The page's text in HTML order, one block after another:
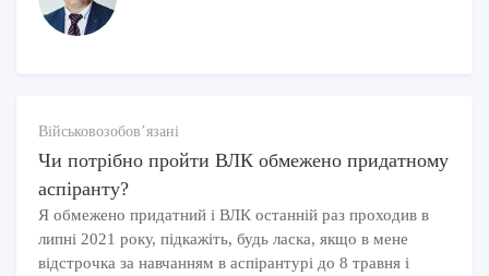
Військовозобов’язані
Чи потрібно пройти ВЛК обмежено придатному
аспіранту?
Я обмежено придатний і ВЛК останній раз проходив в
липні 2021 року, підкажіть, будь ласка, якщо в мене
відстрочка за навчанням в аспірантурі до 8 травня і